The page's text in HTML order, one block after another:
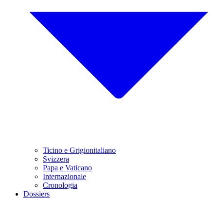
Ticino e Grigionitaliano
Svizzera
Papa e Vaticano
Internazionale
Cronologia
Dossiers